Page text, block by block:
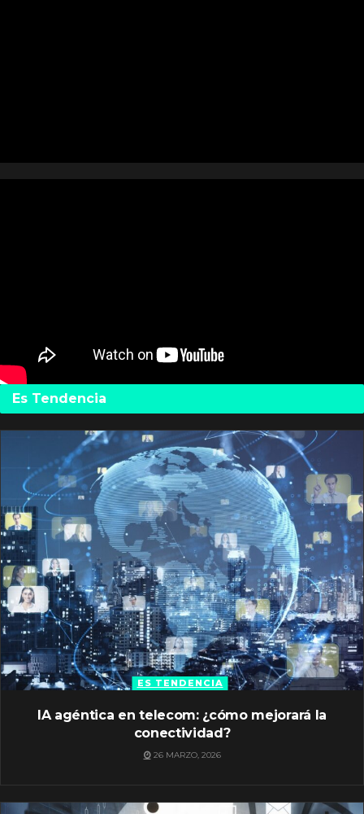
Es Tendencia
ES TENDENCIA
IA agéntica en telecom: ¿cómo mejorará la
conectividad?
26 MARZO, 2026